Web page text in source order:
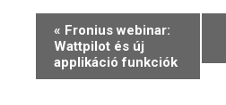
Event
Navigation
« Fronius webinar:
Wattpilot és új
applikáció funkciók